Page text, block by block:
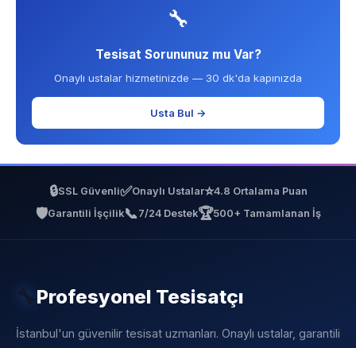
🔧
Tesisat Sorununuz mu Var?
Onaylı ustalar hizmetinizde — 30 dk'da kapınızda
Usta Bul →
🔒SSL Güvenli✅Onaylı Ustalar⭐4.8 Ortalama Puan
🛡️Garantili İşçilik📞 7/24 Destek🏆500+ Tamamlanan İş
🔧Profesyonel Tesisatçı
İstanbul'un güvenilir tesisat uzmanları. Onaylı ustalar, garantili